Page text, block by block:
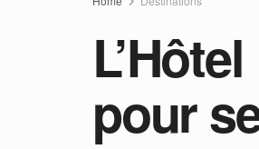
pour